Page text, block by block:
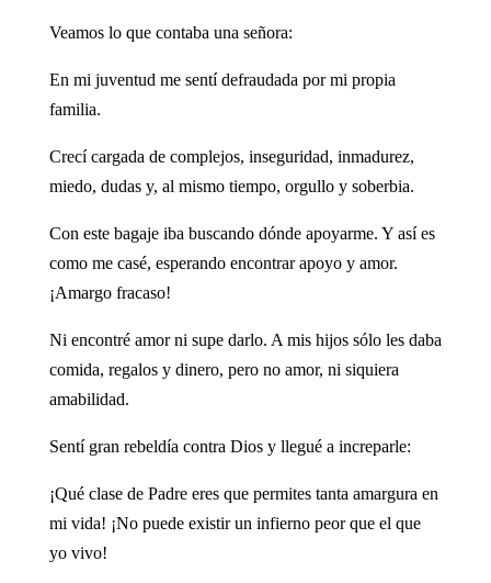
Veamos lo que contaba una señora:
En mi juventud me sentí defraudada por mi propia
familia.
Crecí cargada de complejos, inseguridad, inmadurez,
miedo, dudas y, al mismo tiempo, orgullo y soberbia.
Con este bagaje iba buscando dónde apoyarme. Y así es
como me casé, esperando encontrar apoyo y amor.
¡Amargo fracaso!
Ni encontré amor ni supe darlo. A mis hijos sólo les daba
comida, regalos y dinero, pero no amor, ni siquiera
amabilidad.
Sentí gran rebeldía contra Dios y llegué a increparle:
¡Qué clase de Padre eres que permites tanta amargura en
mi vida! ¡No puede existir un infierno peor que el que
yo vivo!